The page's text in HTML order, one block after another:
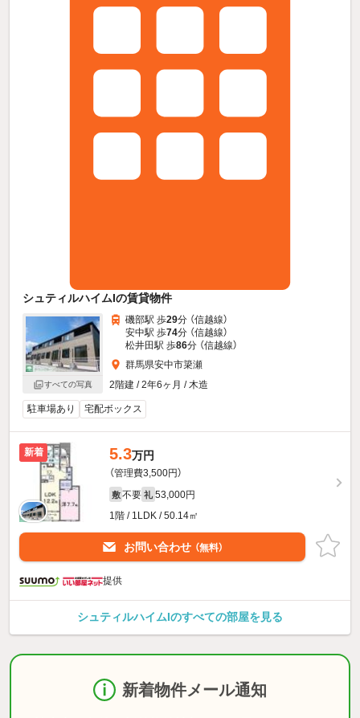
シュティルハイムIの賃貸物件
すべての写真
磯部駅 歩29分 （信越線）
安中駅 歩74分 （信越線）
松井田駅 歩86分 （信越線）
群馬県安中市簗瀬
2階建 / 2年6ヶ月 / 木造
駐車場あり 宅配ボックス
新着 5.3万円
（管理費3,500円）
敷 不要 礼 53,000円
1階 / 1LDK / 50.14㎡
お問い合わせ （無料）
提供
シュティルハイムIのすべての部屋を見る
新着物件メール通知